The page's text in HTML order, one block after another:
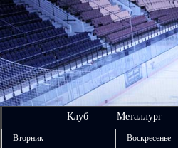
Клуб Металлург
Вторник Воскресенье